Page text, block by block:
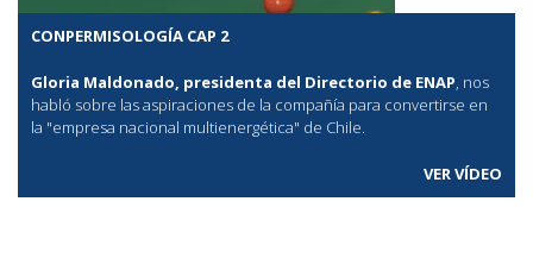
CONPERMISOLOGÍA CAP 2
Gloria Maldonado, presidenta del Directorio de ENAP, nos
habló sobre las aspiraciones de la compañía para convertirse en
la "empresa nacional multienergética" de Chile.
VER VÍDEO